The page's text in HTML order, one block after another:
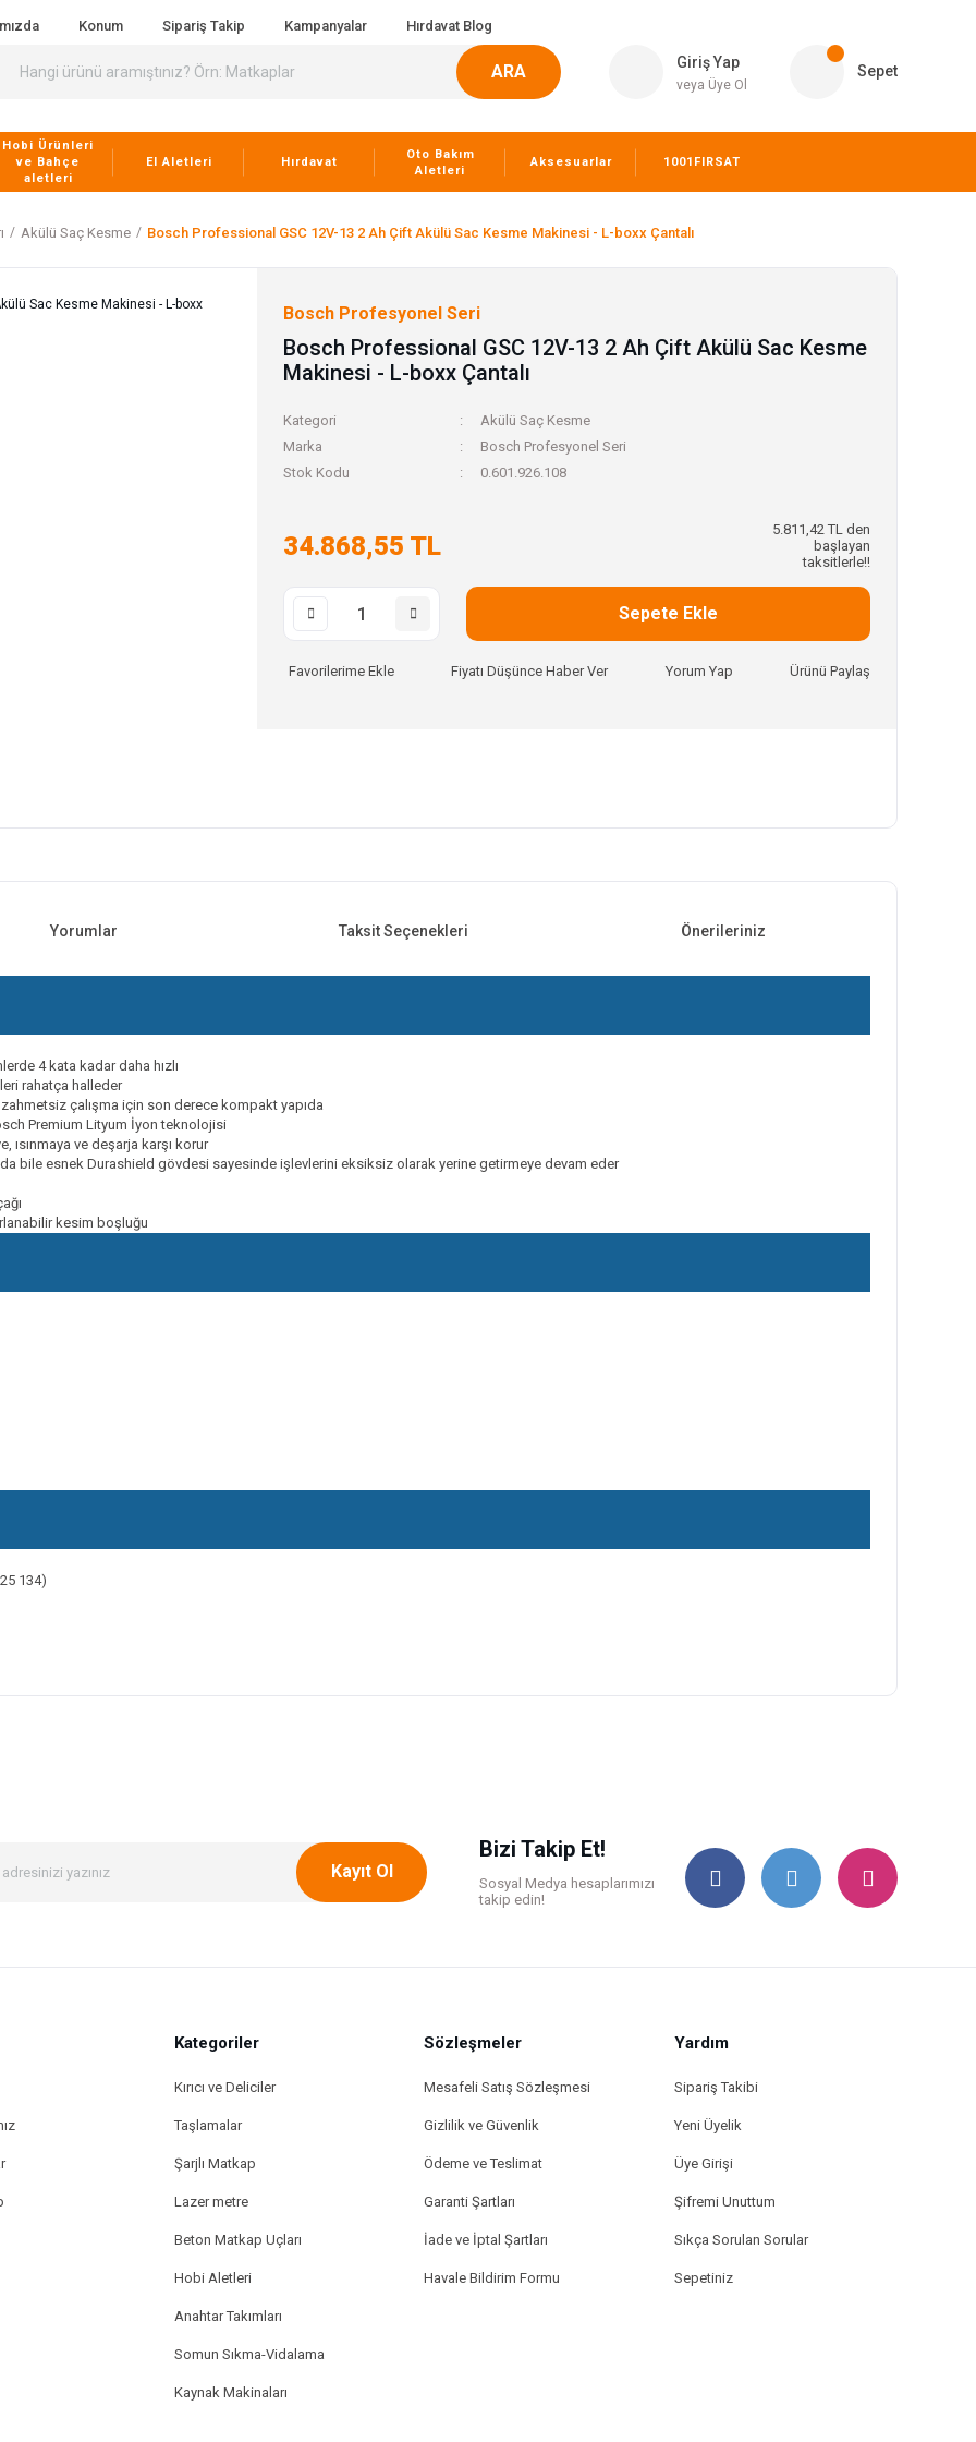
Konum Sipariş Takip Kampanyalar Hırdavat Blog
ARA Giriş Yap
veya Üye Ol
Sepet
Hobi Ürünleri
ve Bahçe
aletleri
El Aletleri Hırdavat
Oto Bakım
Aletleri
Aksesuarlar 1001FIRSAT
Akülü Saç Kesme Bosch Professional GSC 12V-13 2 Ah Çift Akülü Sac Kesme Makinesi - L-boxx Çantalı
Bosch Profesyonel Seri
Bosch Professional GSC 12V-13 2 Ah Çift Akülü Sac Kesme
Makinesi - L-boxx Çantalı
Kategori
Akülü Saç Kesme
Marka
Bosch Profesyonel Seri
Stok Kodu
0.601.926.108
34.868,55 TL
5.811,42 TL den
başlayan
taksitlerle!!
Sepete Ekle
Fiyatı Düşünce Haber Ver Yorum Yap Ürünü Paylaş
Yorumlar Taksit Seçenekleri Önerileriniz
4 kata kadar daha hızlı
rahatça halleder
çalışma için son derece kompakt yapıda
Premium Lityum İyon teknolojisi
ısınmaya ve deşarja karşı korur
bile esnek Durashield gövdesi sayesinde işlevlerini eksiksiz olarak yerine getirmeye devam eder
kesim boşluğu
134)
yetersiz gördüğünüz noktaları öneri formunu kullanarak tarafımıza iletebilirsiniz.
Gönder
Kayıt Ol
Bizi Takip Et!
Sosyal Medya hesaplarımızı
takip edin!
Kategoriler
Kırıcı ve Deliciler
Taşlamalar
Şarjlı Matkap
Lazer metre
Beton Matkap Uçları
Hobi Aletleri
Anahtar Takımları
Somun Sıkma-Vidalama
Kaynak Makinaları
Sözleşmeler
Mesafeli Satış Sözleşmesi
Gizlilik ve Güvenlik
Ödeme ve Teslimat
Garanti Şartları
İade ve İptal Şartları
Havale Bildirim Formu
Yardım
Sipariş Takibi
Yeni Üyelik
Üye Girişi
Şifremi Unuttum
Sıkça Sorulan Sorular
Sepetiniz